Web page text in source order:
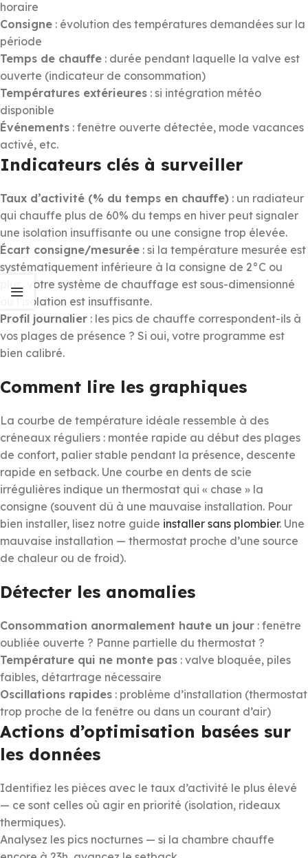
horaire
Consigne : évolution des températures demandées sur la
période
Temps de chauffe : durée pendant laquelle la valve est
ouverte (indicateur de consommation)
Températures extérieures : si intégration météo
disponible
Événements : fenêtre ouverte détectée, mode vacances
activé, etc.
Indicateurs clés à surveiller
Taux d’activité (% du temps en chauffe) : un radiateur
qui chauffe plus de 60% du temps en hiver peut signaler
une isolation insuffisante ou une consigne trop élevée.
Écart consigne/mesurée : si la température mesurée est
systématiquement inférieure à la consigne de 2°C ou
plus, votre système de chauffage est sous-dimensionné
ou l’isolation est insuffisante.
Profil journalier : les pics de chauffe correspondent-ils à
vos plages de présence ? Si oui, votre programme est
bien calibré.
Comment lire les graphiques
La courbe de température idéale ressemble à des
créneaux réguliers : montée rapide au début des plages
de confort, palier stable pendant la présence, descente
rapide en setback. Une courbe en dents de scie
irrégulières indique un thermostat qui « chase » la
consigne (souvent dû à une mauvaise installation. Pour
bien installer, lisez notre guide installer sans plombier. Une
mauvaise installation — thermostat proche d’une source
de chaleur ou de froid).
Détecter les anomalies
Consommation anormalement haute un jour : fenêtre
oubliée ouverte ? Panne partielle du thermostat ?
Température qui ne monte pas : valve bloquée, piles
faibles, détartrage nécessaire
Oscillations rapides : problème d’installation (thermostat
trop proche de la fenêtre ou dans un courant d’air)
Actions d’optimisation basées sur
les données
Identifiez les pièces avec le taux d’activité le plus élevé
— ce sont celles où agir en priorité (isolation, rideaux
thermiques).
Analysez les pics nocturnes — si la chambre chauffe